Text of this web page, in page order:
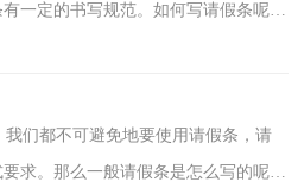
一定的书写规范。如何写请假条呢？
假请假条，供大家参考借...
们都不可避免地要使用请假条，请
求。那么一般请假条是怎么写的呢？